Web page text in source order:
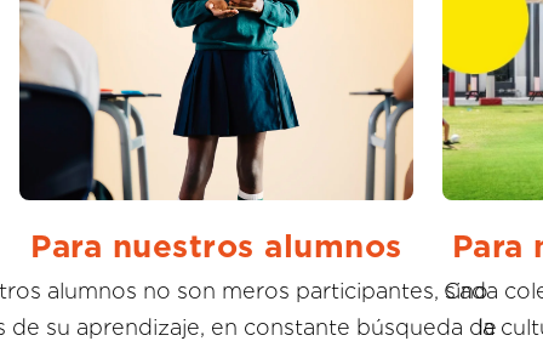
Para nuestros alumnos
alumnos no son meros participantes, sino
de su aprendizaje, en constante búsqueda de
Para
Cada
la